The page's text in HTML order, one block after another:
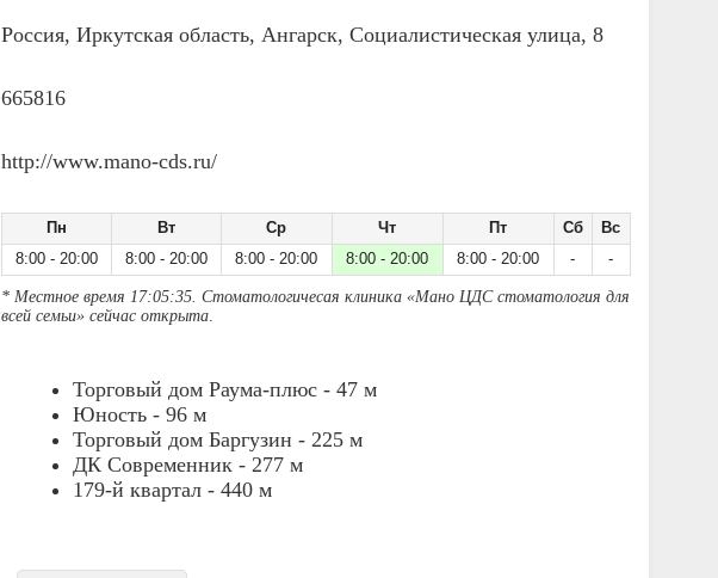
Россия, Иркутская область, Ангарск, Социалистическая улица, 8
665816
http://www.mano-cds.ru/
Пн Вт Ср Чт Пт Сб
Вс
8:00 - 20:00
8:00 - 20:00 8:00 - 20:00 8:00 - 20:00 8:00 - 20:00 - -
* Местное время 17:05:35. Стоматологичесая клиника «Мано ЦДС стоматология для
всей семьи» сейчас открыта.
Торговый дом Раума-плюс - 47 м
Юность - 96 м
Торговый дом Баргузин - 225 м
ДК Современник - 277 м
179-й квартал - 440 м